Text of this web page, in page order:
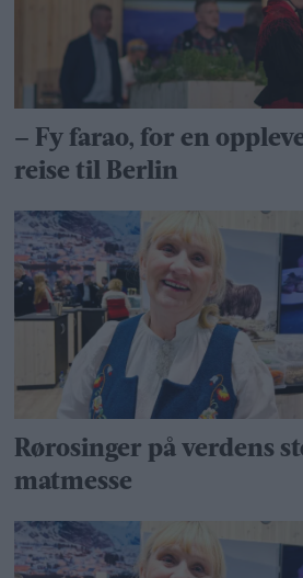
– Fy farao, for en
reise til Berlin
Rørosinger på verdens
matmesse